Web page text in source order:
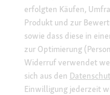
erfolgten Käufen,
Produkt und zur
sowie dass diese in
zur Optimierung
Widerruf verwendet
sich aus den
Einwilligung jederzeit